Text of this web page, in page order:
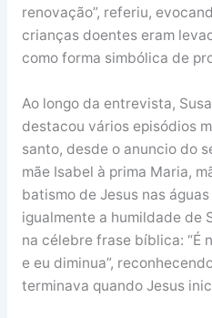
renovação”, referiu,
crianças doentes eram
como forma simbólica de
Ao longo da entrevista,
destacou vários episódios
santo, desde o anuncio do
mãe Isabel à prima Maria,
batismo de Jesus nas
igualmente a humildade de
na célebre frase bíblica: “É
e eu diminua”,
terminava quando Jesus